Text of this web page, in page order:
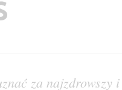
za najzdrowszy